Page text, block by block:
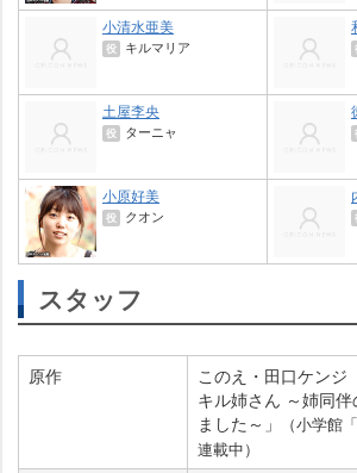
小清水亜美
役 キルマリア
土屋李央
役 ターニャ
小原好美
役 クオン
スタッフ
原作
このえ・田口ケンジ
キル姉さん ～姉同
ました～」
（小学館
連載中）